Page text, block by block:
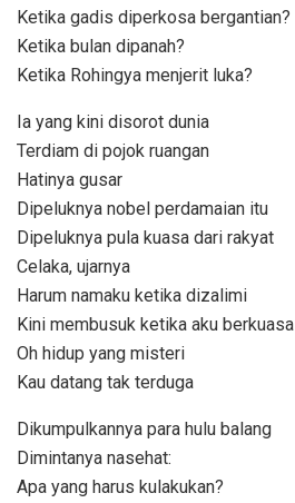
Ketika gadis diperkosa bergantian?
Ketika bulan dipanah?
Ketika Rohingya menjerit luka?
Ia yang kini disorot dunia
Terdiam di pojok ruangan
Hatinya gusar
Dipeluknya nobel perdamaian itu
Dipeluknya pula kuasa dari rakyat
Celaka, ujarnya
Harum namaku ketika dizalimi
Kini membusuk ketika aku berkuasa
Oh hidup yang misteri
Kau datang tak terduga
Dikumpulkannya para hulu balang
Dimintanya nasehat:
Apa yang harus kulakukan?